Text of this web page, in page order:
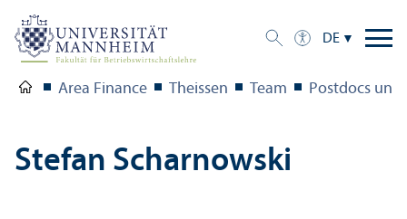
DE
Area Finance Theissen Team Postdocs
Stefan Scharnowski